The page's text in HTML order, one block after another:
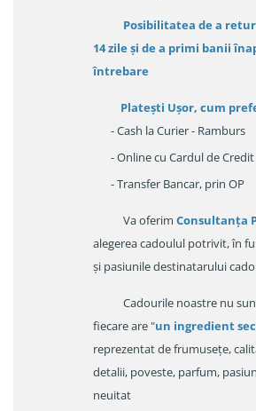
Posibilitatea de a
14 zileși de a primi banii
întrebare
Platești Ușor, cum
- Cash la Curier - Ramburs
- Online cu Cardul de Credit
- Transfer Bancar, prin OP
Va oferim Consultanța
alegerea cadoulul potrivit, în
și pasiunile destinatarului
Cadourile noastre nu
fiecare are "un ingredient
reprezentat de frumusețe,
detalii, poveste, parfum,
neuitat